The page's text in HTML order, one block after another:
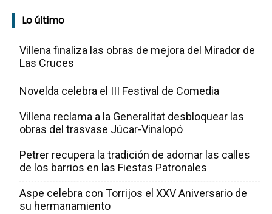
Lo último
Villena finaliza las obras de mejora del Mirador de
Las Cruces
Novelda celebra el III Festival de Comedia
Villena reclama a la Generalitat desbloquear las
obras del trasvase Júcar-Vinalopó
Petrer recupera la tradición de adornar las calles
de los barrios en las Fiestas Patronales
Aspe celebra con Torrijos el XXV Aniversario de
su hermanamiento